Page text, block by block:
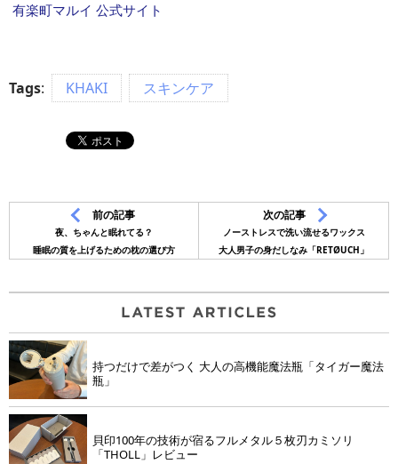
有楽町マルイ 公式サイト
Tags: KHAKI スキンケア
前の記事
夜、ちゃんと眠れてる？
睡眠の質を上げるための枕の選び方
次の記事
ノーストレスで洗い流せるワックス
大人男子の身だしなみ「RETØUCH」
持つだけで差がつく 大人の高機能魔法瓶「タイガー魔法
瓶」
貝印100年の技術が宿るフルメタル５枚刃カミソリ
「THOLL」レビュー